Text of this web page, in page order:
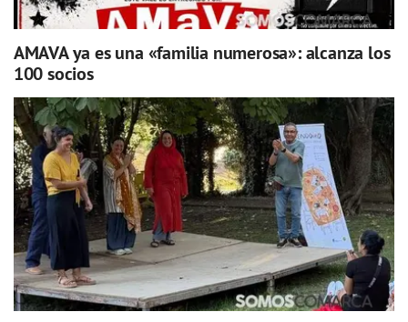
AMAVA ya es una «familia numerosa»: alcanza los
100 socios